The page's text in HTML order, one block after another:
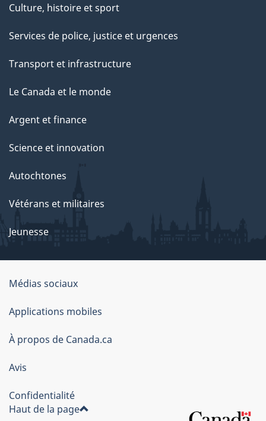
t
e
a
g
Culture, histoire et sport
Services de police, justice et urgences
Transport et infrastructure
Le Canada et le monde
Argent et finance
Science et innovation
Autochtones
Vétérans et militaires
Jeunesse
À
propos
de
ce
site
Médias sociaux
Applications mobiles
À propos de Canada.ca
Avis
Confidentialité
Haut de la page